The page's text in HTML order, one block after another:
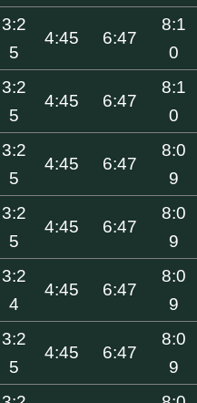
3:2
5
4:45 6:47
8:1
0
3:2
5
4:45 6:47
8:1
0
3:2
5
4:45 6:47
8:0
9
3:2
5
4:45 6:47
8:0
9
3:2
4
4:45 6:47
8:0
9
3:2
5
4:45 6:47
8:0
9